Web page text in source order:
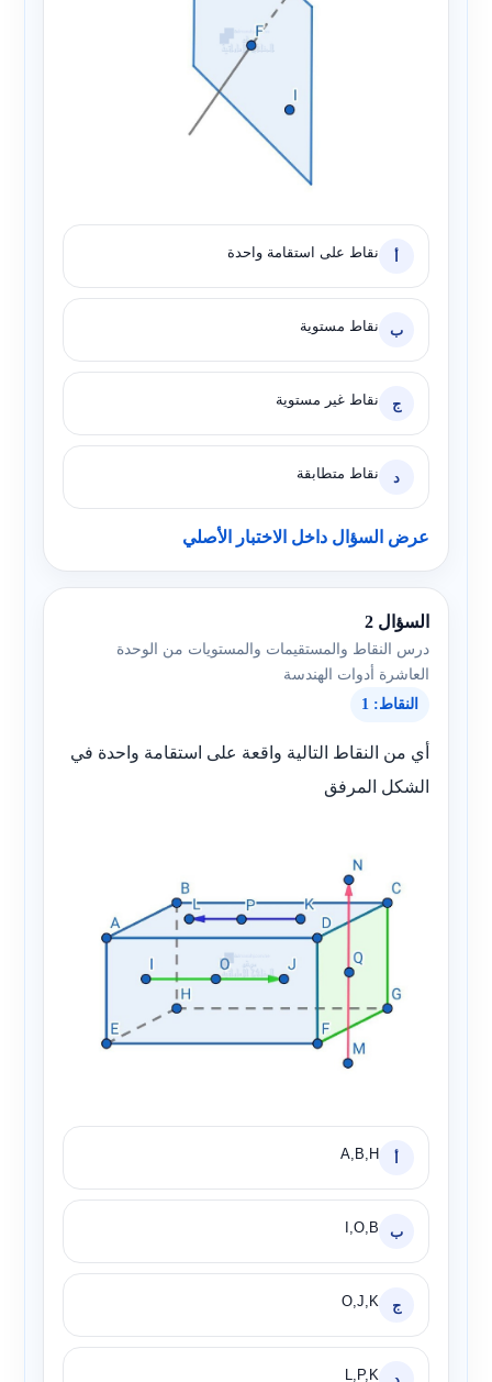
نقاط على استقامة واحدة
ب نقاط مستوية
ج نقاط غير مستوية
د نقاط متطابقة
عرض السؤال داخل الاختبار الأصلي
السؤال 2
درس النقاط والمستقيمات والمستويات من الوحدة
العاشرة أدوات الهندسة
النقاط: 1
أي من النقاط التالية واقعة على استقامة واحدة في
الشكل المرفق
A,B,H
ب I,O,B
ج O,J,K
L,P,K